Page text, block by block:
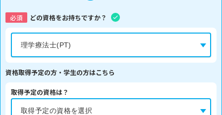
必須 どの資格をお持ちですか？
資格取得予定の方・学生の方はこちら
取得予定の資格は？